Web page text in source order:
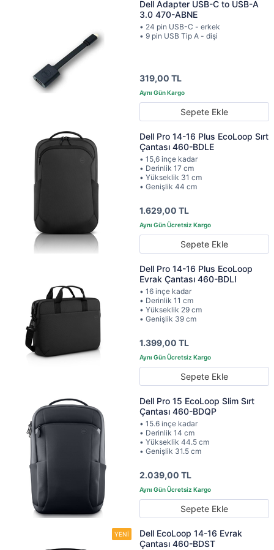
Dell Adapter USB-C to USB-A
3.0 470-ABNE
• 24 pin USB-C - erkek
• 9 pin USB Tip A - dişi
319,00 TL
Sepete Ekle
Dell Pro 14-16 Plus EcoLoop Sırt
Çantası 460-BDLE
• 15,6 inçe kadar
• Derinlik 17 cm
• Yükseklik 31 cm
• Genişlik 44 cm
1.629,00 TL
Sepete Ekle
Dell Pro 14-16 Plus EcoLoop
Evrak Çantası 460-BDLI
• 16 inçe kadar
• Derinlik 11 cm
• Yükseklik 29 cm
• Genişlik 39 cm
1.399,00 TL
Sepete Ekle
Dell Pro 15 EcoLoop Slim Sırt
Çantası 460-BDQP
• 15.6 inçe kadar
• Derinlik 14 cm
• Yükseklik 44.5 cm
• Genişlik 31.5 cm
2.039,00 TL
Sepete Ekle
Dell EcoLoop 14-16 Evrak
Çantası 460-BDST